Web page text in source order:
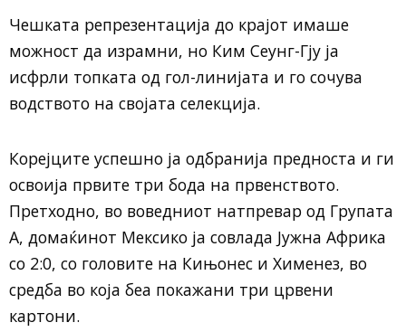
Чешката репрезентација до крајот имаше
можност да израмни, но Ким Сеунг-Гју ја
исфрли топката од гол-линијата и го сочува
водството на својата селекција.
Корејците успешно ја одбранија предноста и ги
освоија првите три бода на првенството.
Претходно, во воведниот натпревар од Групата
А, домаќинот Мексико ја совлада Јужна Африка
со 2:0, со головите на Кињонес и Хименез, во
средба во која беа покажани три црвени
картони.